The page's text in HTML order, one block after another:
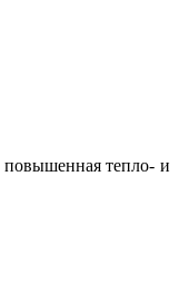
повышенная тепло- и